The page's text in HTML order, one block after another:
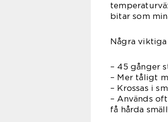
bitar som
Några
– 45 gånger
– Mer tåligt
– Krossas i
– Används
få hårda